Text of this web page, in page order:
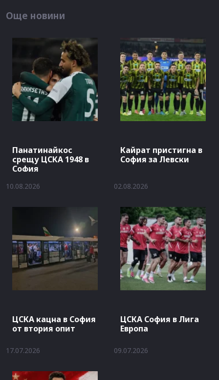
Още новини
Панатинайкос
срещу ЦСКА 1948 в
София
10.08.2026
Кайрат пристигна в
София за Левски
02.08.2026
ЦСКА кацна в София
от втория опит
17.07.2026
ЦСКА София в Лига
Европа
09.07.2026